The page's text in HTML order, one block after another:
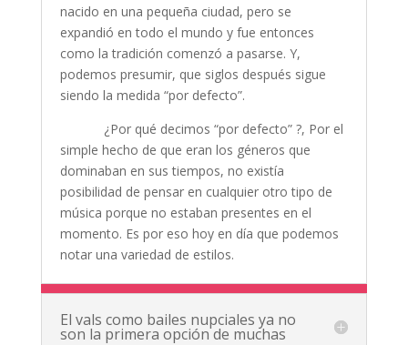
nacido en una pequeña ciudad, pero se
expandió en todo el mundo y fue entonces
como la tradición comenzó a pasarse. Y,
podemos presumir, que siglos después sigue
siendo la medida “por defecto”.
¿Por qué decimos “por defecto” ?, Por el
simple hecho de que eran los géneros que
dominaban en sus tiempos, no existía
posibilidad de pensar en cualquier otro tipo de
música porque no estaban presentes en el
momento. Es por eso hoy en día que podemos
notar una variedad de estilos.
El vals como bailes nupciales ya no
son la primera opción de muchas